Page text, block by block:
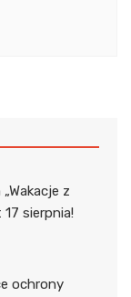
z
sierpnia!
ochrony